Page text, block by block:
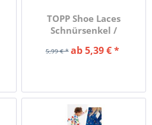
TOPP Shoe Laces
Schnürsenkel /
5,99 € * ab 5,39 € *